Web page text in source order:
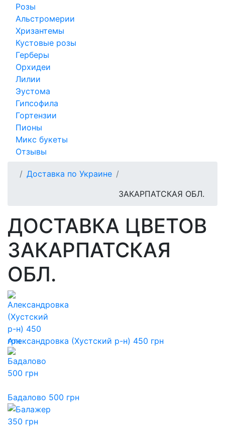
Розы
Альстромерии
Хризантемы
Кустовые розы
Герберы
Орхидеи
Лилии
Эустома
Гипсофила
Гортензии
Пионы
Микс букеты
Отзывы
Доставка по Украине
ЗАКАРПАТСКАЯ ОБЛ.
ДОСТАВКА ЦВЕТОВ
ЗАКАРПАТСКАЯ
ОБЛ.
Александровка (Хустский р-н) 450 грн
Бадалово 500 грн